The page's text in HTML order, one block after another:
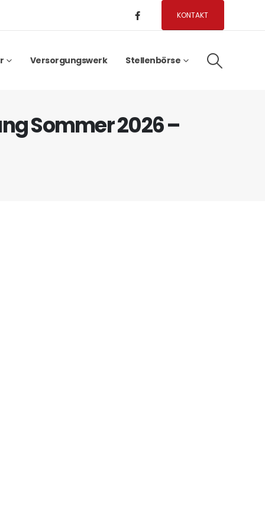
KONTAKT
Versorgungswerk Stellenbörse
Sommer 2026 –